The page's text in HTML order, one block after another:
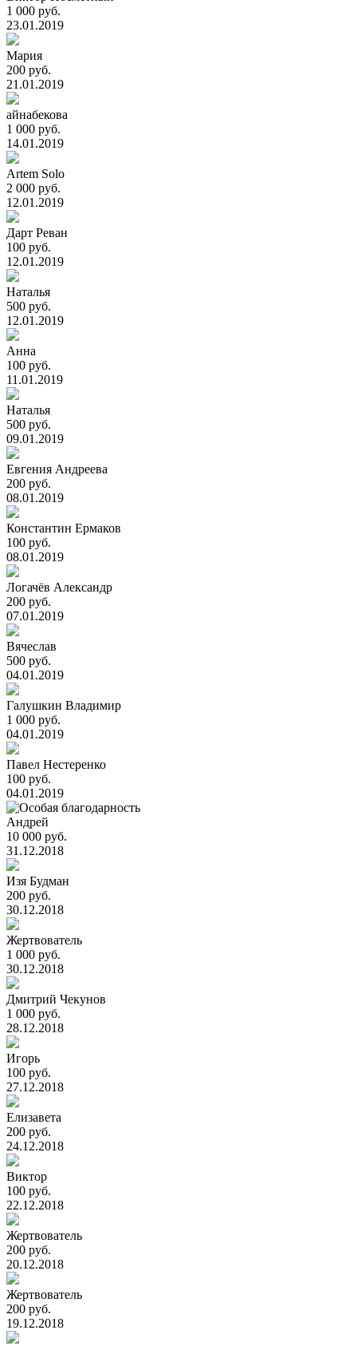
1 000 руб.
23.01.2019
Мария
200 руб.
21.01.2019
айнабекова
1 000 руб.
14.01.2019
Artem Solo
2 000 руб.
12.01.2019
Дарт Реван
100 руб.
12.01.2019
Наталья
500 руб.
12.01.2019
Анна
100 руб.
11.01.2019
Наталья
500 руб.
09.01.2019
Евгения Андреева
200 руб.
08.01.2019
Константин Ермаков
100 руб.
08.01.2019
Логачёв Александр
200 руб.
07.01.2019
Вячеслав
500 руб.
04.01.2019
Галушкин Владимир
1 000 руб.
04.01.2019
Павел Нестеренко
100 руб.
04.01.2019
Андрей
10 000 руб.
31.12.2018
Изя Будман
200 руб.
30.12.2018
Жертвователь
1 000 руб.
30.12.2018
Дмитрий Чекунов
1 000 руб.
28.12.2018
Игорь
100 руб.
27.12.2018
Елизавета
200 руб.
24.12.2018
Виктор
100 руб.
22.12.2018
Жертвователь
200 руб.
20.12.2018
Жертвователь
200 руб.
19.12.2018